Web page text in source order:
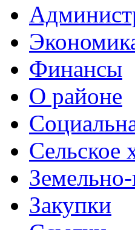
Финансы
О районе
Сельское
Закупки